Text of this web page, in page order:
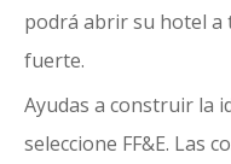
podrá abrir su hotel a
fuerte.
Ayudas a construir la
seleccione FF&E. Las